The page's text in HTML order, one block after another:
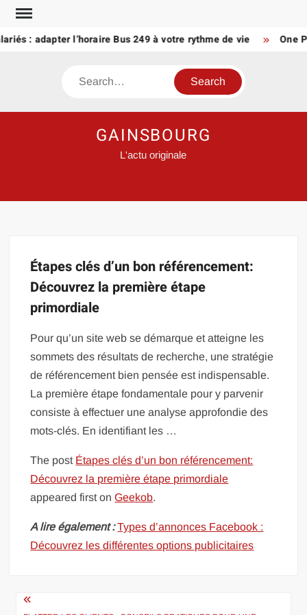
Skip
content: adapter l’horaire Bus 249 à votre rythme de vie One
Search
GAINSBOURG
L'actu originale
Étapes clés d’un bon référencement:
Découvrez la première étape
primordiale
Pour qu’un site web se démarque et atteigne les
sommets des résultats de recherche, une stratégie
de référencement bien pensée est indispensable.
La première étape fondamentale pour y parvenir
consiste à effectuer une analyse approfondie des
mots-clés. En identifiant les …
The post Étapes clés d’un bon référencement:
Découvrez la première étape primordiale
appeared first onGeekob.
A lire également : Types d’annonces Facebook :
Découvrez les différentes options publicitaires
Navigation